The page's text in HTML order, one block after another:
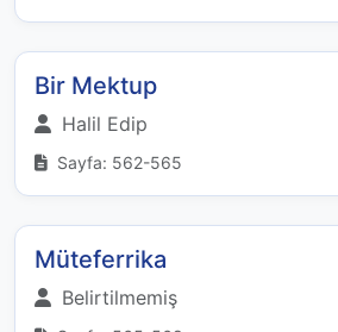
Bir Mektup
Halil Edip
Sayfa: 562-565
Müteferrika
Belirtilmemiş